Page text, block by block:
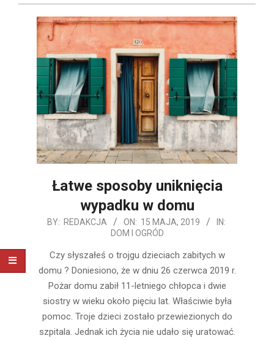
Łatwe sposoby uniknięcia
wypadku w domu
2019-
BY: REDAKCJA ON: 15 MAJA, 2019
IN:
DOM I OGRÓD
Czy słyszałeś o trojgu dzieciach zabitych w
domu ? Doniesiono, że w dniu 26 czerwca 2019 r.
Pożar domu zabił 11-letniego chłopca i dwie
siostry w wieku około pięciu lat. Właściwie była
pomoc. Troje dzieci zostało przewiezionych do
szpitala. Jednak ich życia nie udało się uratować.